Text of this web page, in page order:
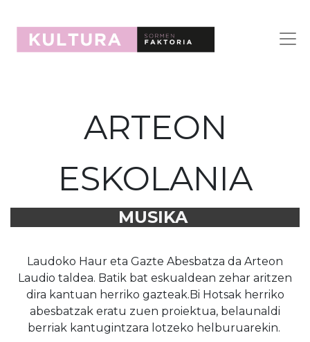
ARTEON
ESKOLANIA
MUSIKA
Laudoko Haur eta Gazte Abesbatza da Arteon
Laudio taldea. Batik bat eskualdean zehar aritzen
dira kantuan herriko gazteak.Bi Hotsak herriko
abesbatzak eratu zuen proiektua, belaunaldi
berriak kantugintzara lotzeko helburuarekin.